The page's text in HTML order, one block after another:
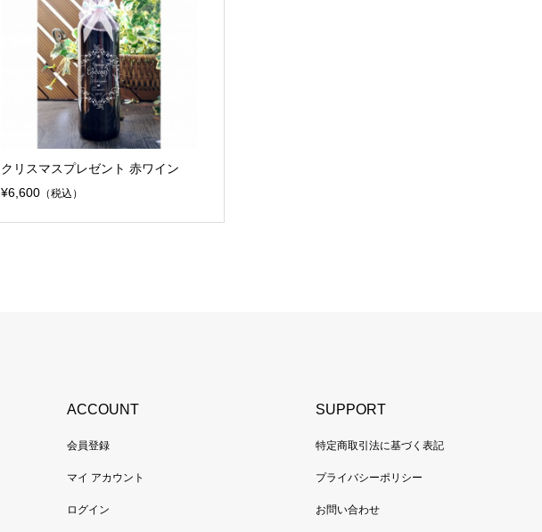
クリスマスプレゼント 赤ワイン
¥6,600（税込）
ACCOUNT
会員登録
マイ アカウント
ログイン
SUPPORT
特定商取引法に基づく表記
プライバシーポリシー
お問い合わせ